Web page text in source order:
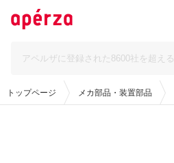
トップページ メカ部品・装置部品